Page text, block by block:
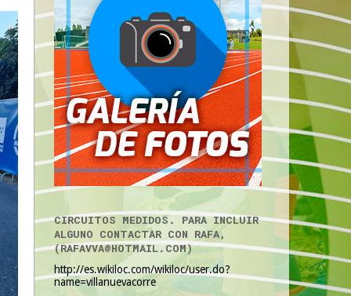
CIRCUITOS MEDIDOS. PARA INCLUIR
ALGUNO CONTACTAR CON RAFA,
(RAFAVVA@HOTMAIL.COM)
http://es.wikiloc.com/wikiloc/user.do?
name=villanuevacorre